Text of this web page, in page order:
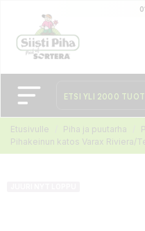
Etusivulle Piha ja puutarha
Pihakeinun katos Varax Riviera/